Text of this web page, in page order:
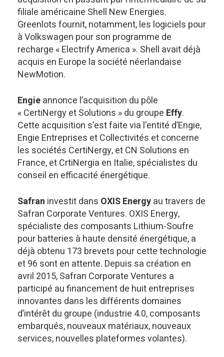
filiale américaine Shell New Energies.
Greenlots fournit, notamment, les logiciels pour
à Volkswagen pour son programme de
recharge « Electrify America ». Shell avait déjà
acquis en Europe la société néerlandaise
NewMotion.
Engieannonce l’acquisition du pôle
« CertiNergy et Solutions » du groupe Effy.
Cette acquisition s’est faite via l’entité d’Engie,
Engie Entreprises et Collectivités et concerne
les sociétés CertiNergy, et CN Solutions en
France, et CrtiNergia en Italie, spécialistes du
conseil en efficacité énergétique.
Safran investit dans OXIS Energyau travers de
Safran Corporate Ventures. OXIS Energy,
spécialiste des composants Lithium-Soufre
pour batteries à haute densité énergétique, a
déjà obtenu 173 brevets pour cette technologie
et 96 sont en attente. Depuis sa création en
avril 2015, Safran Corporate Ventures a
participé au financement de huit entreprises
innovantes dans les différents domaines
d’intérêt du groupe (industrie 4.0, composants
embarqués, nouveaux matériaux, nouveaux
services, nouvelles plateformes volantes).